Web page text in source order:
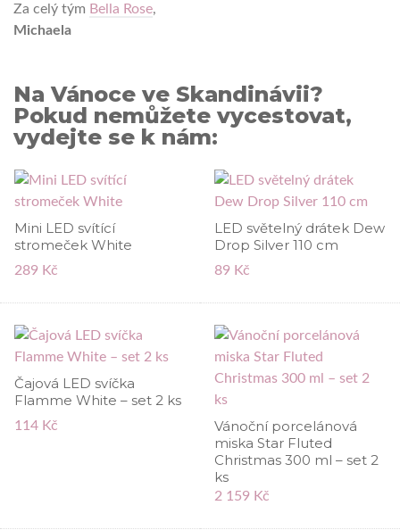
Za celý tým Bella Rose,
Michaela
Na Vánoce ve Skandinávii?
Pokud nemůžete vycestovat,
vydejte se k nám:
Mini LED svítící
stromeček White
289 Kč
LED světelný drátek Dew
Drop Silver 110 cm
89 Kč
Čajová LED svíčka
Flamme White – set 2 ks
114 Kč
Vánoční porcelánová
miska Star Fluted
Christmas 300 ml – set 2
ks
2 159 Kč